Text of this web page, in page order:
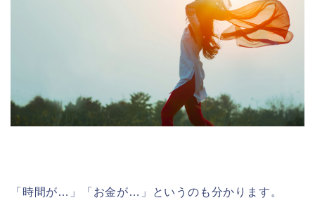
「時間が…」「お金が…」というのも分かります。